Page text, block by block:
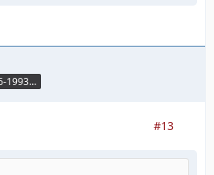
Stehplatz 1975/76-1993/94
#13